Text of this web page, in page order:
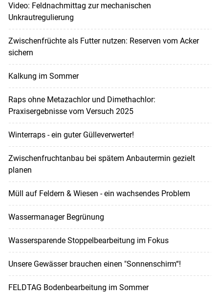
Video: Feldnachmittag zur mechanischen
Unkrautregulierung
Zwischenfrüchte als Futter nutzen: Reserven vom Acker
sichern
Kalkung im Sommer
Raps ohne Metazachlor und Dimethachlor:
Praxisergebnisse vom Versuch 2025
Winterraps - ein guter Gülleverwerter!
Zwischenfruchtanbau bei spätem Anbautermin gezielt
planen
Müll auf Feldern & Wiesen - ein wachsendes Problem
Wassermanager Begrünung
Wassersparende Stoppelbearbeitung im Fokus
Unsere Gewässer brauchen einen "Sonnenschirm“!
FELDTAG Bodenbearbeitung im Sommer